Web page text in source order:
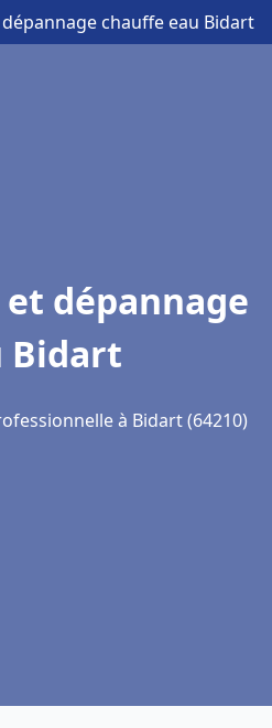
chauffe eau Bidart
dépannage
Bidart
à Bidart (64210)